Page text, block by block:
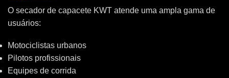
O secador de capacete KWT atende uma ampla gama de
usuários:
Motociclistas urbanos
Pilotos profissionais
Equipes de corrida